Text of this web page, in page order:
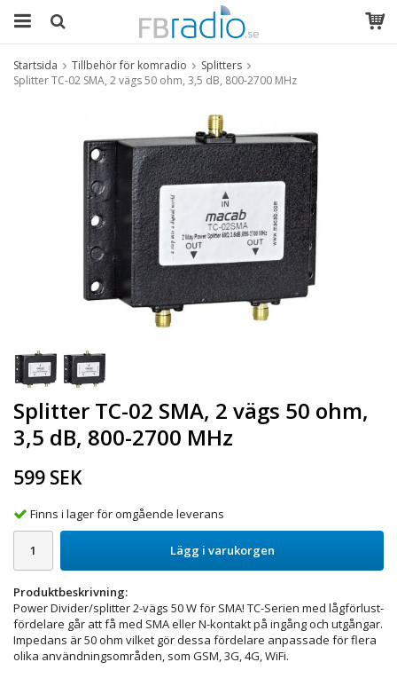
Startsida Tillbehör för komradio
Splitters
Splitter TC-02 SMA, 2 vägs 50 ohm, 3,5 dB, 800-2700 MHz
Splitter TC-02 SMA, 2 vägs 50 ohm,
3,5 dB, 800-2700 MHz
599 SEK
Finns i lager för omgående leverans
Lägg i varukorgen
Produktbeskrivning:
Power Divider/splitter 2-vägs 50 W för SMA! TC-Serien med lågförlust-
fördelare går att få med SMA eller N-kontakt på ingång och utgångar.
Impedans är 50 ohm vilket gör dessa fördelare anpassade för flera
olika användningsområden, som GSM, 3G, 4G, WiFi.